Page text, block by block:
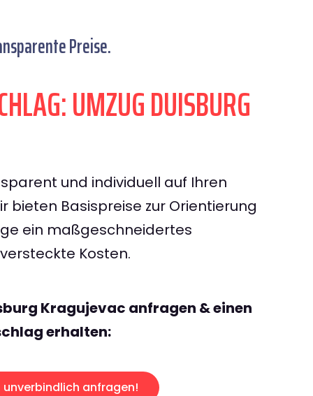
Preise.
UMZUG DUISBURG
und individuell auf Ihren
bieten Basispreise zur Orientierung
ein maßgeschneidertes
Kosten.
Kragujevac anfragen & einen
erhalten:
unverbindlich anfragen!